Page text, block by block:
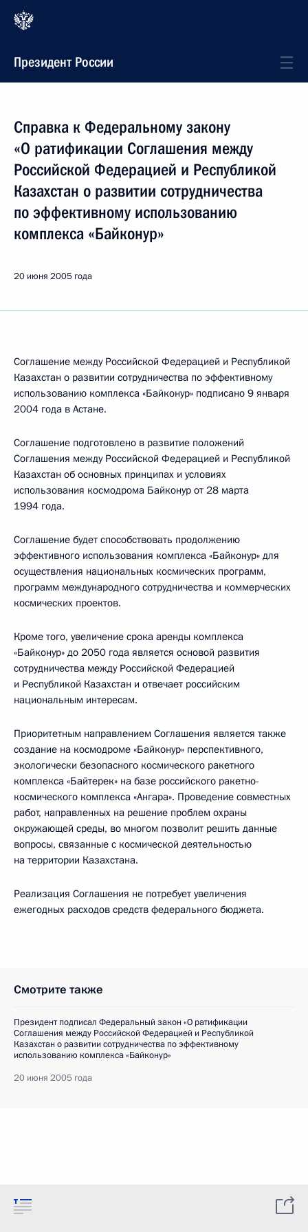
Президент России
Справка к Федеральному закону
«О ратификации Соглашения между
Российской Федерацией и Республикой
Казахстан о развитии сотрудничества
по эффективному использованию
комплекса «Байконур»
20 июня 2005 года
Соглашение между Российской Федерацией и Республикой
Казахстан о развитии сотрудничества по эффективному
использованию комплекса «Байконур» подписано 9 января
2004 года в Астане.
Соглашение подготовлено в развитие положений
Соглашения между Российской Федерацией и Республикой
Казахстан об основных принципах и условиях
использования космодрома Байконур от 28 марта
1994 года.
Соглашение будет способствовать продолжению
эффективного использования комплекса «Байконур» для
осуществления национальных космических программ,
программ международного сотрудничества и коммерческих
космических проектов.
Кроме того, увеличение срока аренды комплекса
«Байконур» до 2050 года является основой развития
сотрудничества между Российской Федерацией
и Республикой Казахстан и отвечает российским
национальным интересам.
Приоритетным направлением Соглашения является также
создание на космодроме «Байконур» перспективного,
экологически безопасного космического ракетного
комплекса «Байтерек» на базе российского ракетно-
космического комплекса «Ангара». Проведение совместных
работ, направленных на решение проблем охраны
окружающей среды, во многом позволит решить данные
вопросы, связанные с космической деятельностью
на территории Казахстана.
Реализация Соглашения не потребует увеличения
ежегодных расходов средств федерального бюджета.
Смотрите также
Президент подписал Федеральный закон «О ратификации
Соглашения между Российской Федерацией и Республикой
Казахстан о развитии сотрудничества по эффективному
использованию комплекса «Байконур»
20 июня 2005 года